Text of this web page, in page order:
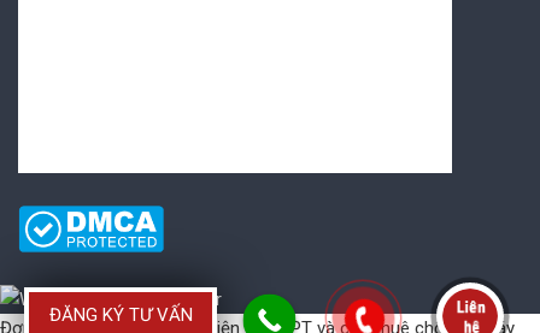
ĐĂNG KÝ TƯ VẤN
Đơn vị cung cấp Hóa đơn điện tử VNPT vàcho thuê chổ đặt máy